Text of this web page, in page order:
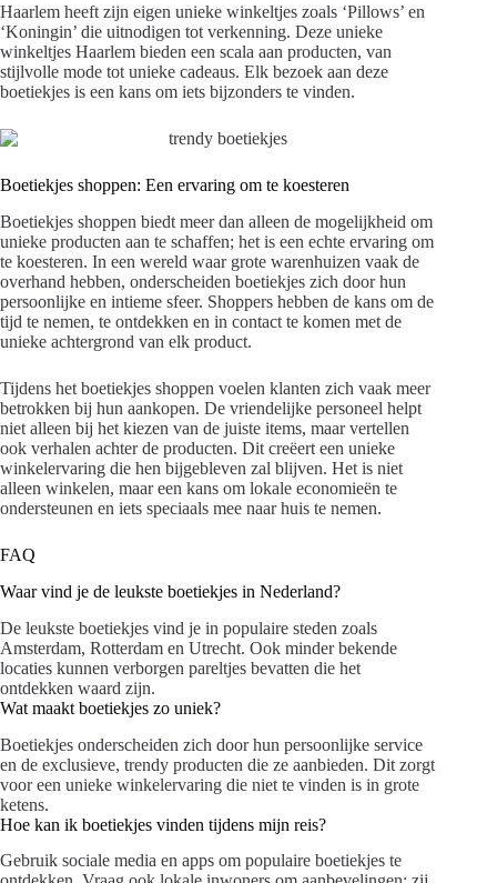
Haarlem heeft zijn eigen unieke winkeltjes zoals ‘Pillows’ en
‘Koningin’ die uitnodigen tot verkenning. Deze unieke
winkeltjes Haarlem bieden een scala aan producten, van
stijlvolle mode tot unieke cadeaus. Elk bezoek aan deze
boetiekjes is een kans om iets bijzonders te vinden.
Boetiekjes shoppen: Een ervaring om te koesteren
Boetiekjes shoppen biedt meer dan alleen de mogelijkheid om
unieke producten aan te schaffen; het is een echte ervaring om
te koesteren. In een wereld waar grote warenhuizen vaak de
overhand hebben, onderscheiden boetiekjes zich door hun
persoonlijke en intieme sfeer. Shoppers hebben de kans om de
tijd te nemen, te ontdekken en in contact te komen met de
unieke achtergrond van elk product.
Tijdens het boetiekjes shoppen voelen klanten zich vaak meer
betrokken bij hun aankopen. De vriendelijke personeel helpt
niet alleen bij het kiezen van de juiste items, maar vertellen
ook verhalen achter de producten. Dit creëert een unieke
winkelervaring die hen bijgebleven zal blijven. Het is niet
alleen winkelen, maar een kans om lokale economieën te
ondersteunen en iets speciaals mee naar huis te nemen.
FAQ
Waar vind je de leukste boetiekjes in Nederland?
De leukste boetiekjes vind je in populaire steden zoals
Amsterdam, Rotterdam en Utrecht. Ook minder bekende
locaties kunnen verborgen pareltjes bevatten die het
ontdekken waard zijn.
Wat maakt boetiekjes zo uniek?
Boetiekjes onderscheiden zich door hun persoonlijke service
en de exclusieve, trendy producten die ze aanbieden. Dit zorgt
voor een unieke winkelervaring die niet te vinden is in grote
ketens.
Hoe kan ik boetiekjes vinden tijdens mijn reis?
Gebruik sociale media en apps om populaire boetiekjes te